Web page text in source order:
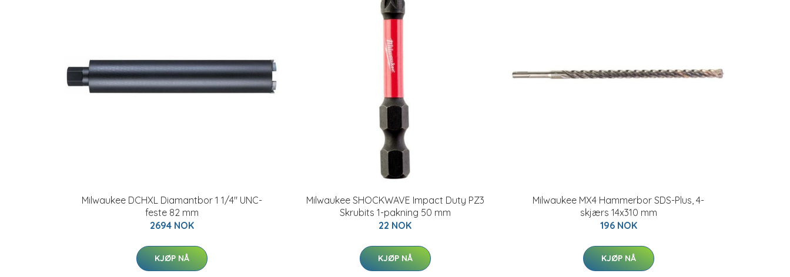
Milwaukee DCHXL Diamantbor 1 1/4" UNC-
feste 82 mm
2694 NOK
KJØP NÅ
Milwaukee SHOCKWAVE Impact Duty PZ3
Skrubits 1-pakning 50 mm
22 NOK
KJØP NÅ
Milwaukee MX4 Hammerbor SDS-Plus, 4-
skjærs 14x310 mm
196 NOK
KJØP NÅ